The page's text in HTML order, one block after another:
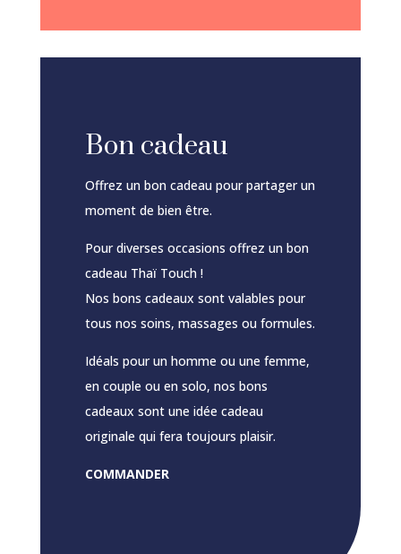
Bon cadeau
Offrez un bon cadeau pour partager un
moment de bien être.
Pour diverses occasions offrez un bon
cadeau Thaï Touch !
Nos bons cadeaux sont valables pour
tous nos soins, massages ou formules.
Idéals pour un homme ou une femme,
en couple ou en solo, nos bons
cadeaux sont une idée cadeau
originale qui fera toujours plaisir.
COMMANDER